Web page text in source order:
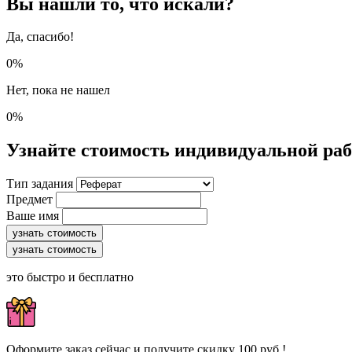
Да, спасибо!
0%
Нет, пока не нашел
0%
Узнайте стоимость индивидуальной
Тип задания
Предмет
Ваше имя
узнать стоимость
узнать стоимость
это быстро и бесплатно